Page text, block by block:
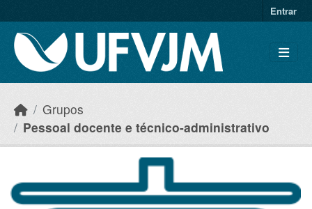
Entrar
Grupos
Pessoal docente e técnico-administrativo